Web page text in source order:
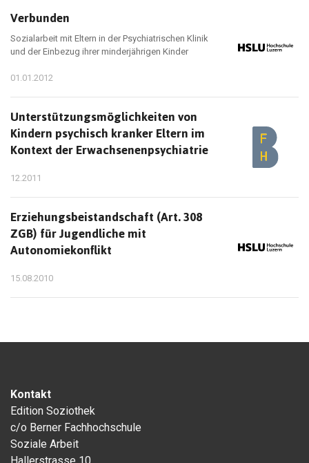
Verbunden
Sozialarbeit mit Eltern in der Psychiatrischen Klinik
und der Einbezug ihrer minderjährigen Kinder
01.01.2012
Unterstützungsmöglichkeiten von
Kindern psychisch kranker Eltern im
Kontext der Erwachsenenpsychiatrie
12.2011
Erziehungsbeistandschaft (Art. 308
ZGB) für Jugendliche mit
Autonomiekonflikt
15.08.2010
Kontakt
Edition Soziothek
c/o Berner Fachhochschule
Soziale Arbeit